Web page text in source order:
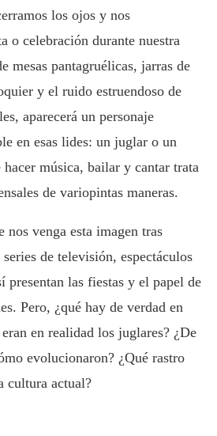
los ojos y nos
o celebración durante nuestra
mesas pantagruélicas, jarras de
y el ruido estruendoso de
aparecerá un personaje
en esas lides: un juglar o un
hacer música, bailar y cantar trata
de variopintas maneras.
nos venga esta imagen tras
de televisión, espectáculos
presentan las fiestas y el papel de
Pero, ¿qué hay de verdad en
en realidad los juglares? ¿De
evolucionaron? ¿Qué rastro
cultura actual?